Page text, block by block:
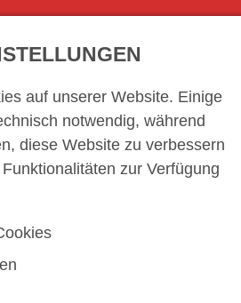
auf unserer Website. Einige
notwendig, während
diese Website zu verbessern
zur Verfügung